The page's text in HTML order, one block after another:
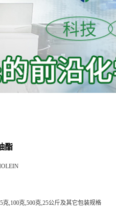
酯
克,100克,500克,25公斤及其它包装规格